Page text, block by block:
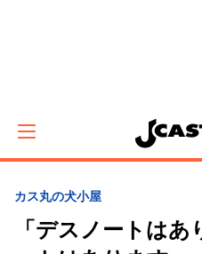
カス丸の犬小屋
「デスノートは